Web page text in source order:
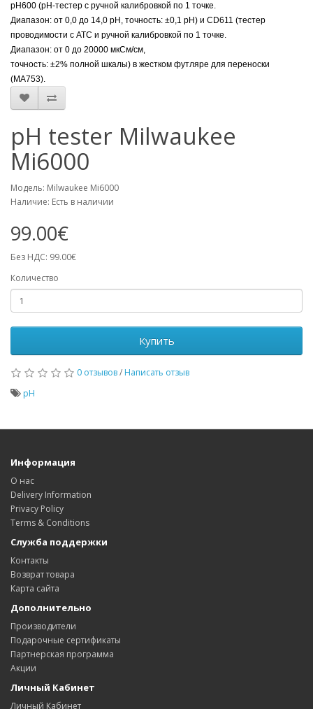
pH600 (pH-тестер с ручной калибровкой по 1 точке.
Диапазон: от 0,0 до 14,0 pH, точность: ±0,1 pH) и CD611 (тестер
проводимости с ATC и ручной калибровкой по 1 точке.
Диапазон: от 0 до 20000 мкСм/см,
точность: ±2% полной шкалы) в жестком футляре для переноски
(MA753).
pH tester Milwaukee
Mi6000
Модель: Milwaukee Mi6000
Наличие: Есть в наличии
99.00€
Без НДС: 99.00€
Количество
Купить
0 отзывов/ Написать отзыв
pH
Информация
О нас
Delivery Information
Privacy Policy
Terms & Conditions
Служба поддержки
Контакты
Возврат товара
Карта сайта
Дополнительно
Производители
Подарочные сертификаты
Партнерская программа
Акции
Личный Кабинет
Личный Кабинет